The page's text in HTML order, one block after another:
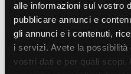
alle informazioni sul vostro
pubblicare annunci e
gli annunci e i contenuti,
i servizi. Avete la
vostri dati e per quali scopi.
House of the
uscirà